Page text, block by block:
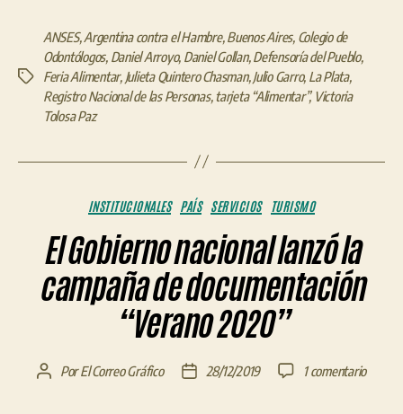
Etiquetas
ANSES,Argentina contra el Hambre,Buenos Aires, Colegio de
Odontólogos, Daniel Arroyo, Daniel Gollan,Defensoría del Pueblo,
Feria Alimentar, Julieta Quintero Chasman,Julio Garro, La Plata,
Registro Nacional de las Personas,tarjeta “Alimentar”, Victoria
Tolosa Paz
Categorías
INSTITUCIONALES PAÍS SERVICIOS TURISMO
El Gobierno nacional lanzó la
campaña de documentación
“Verano 2020”
AutorPorEl Correo Gráfico
Fecha28/12/2019 1 comentarioen